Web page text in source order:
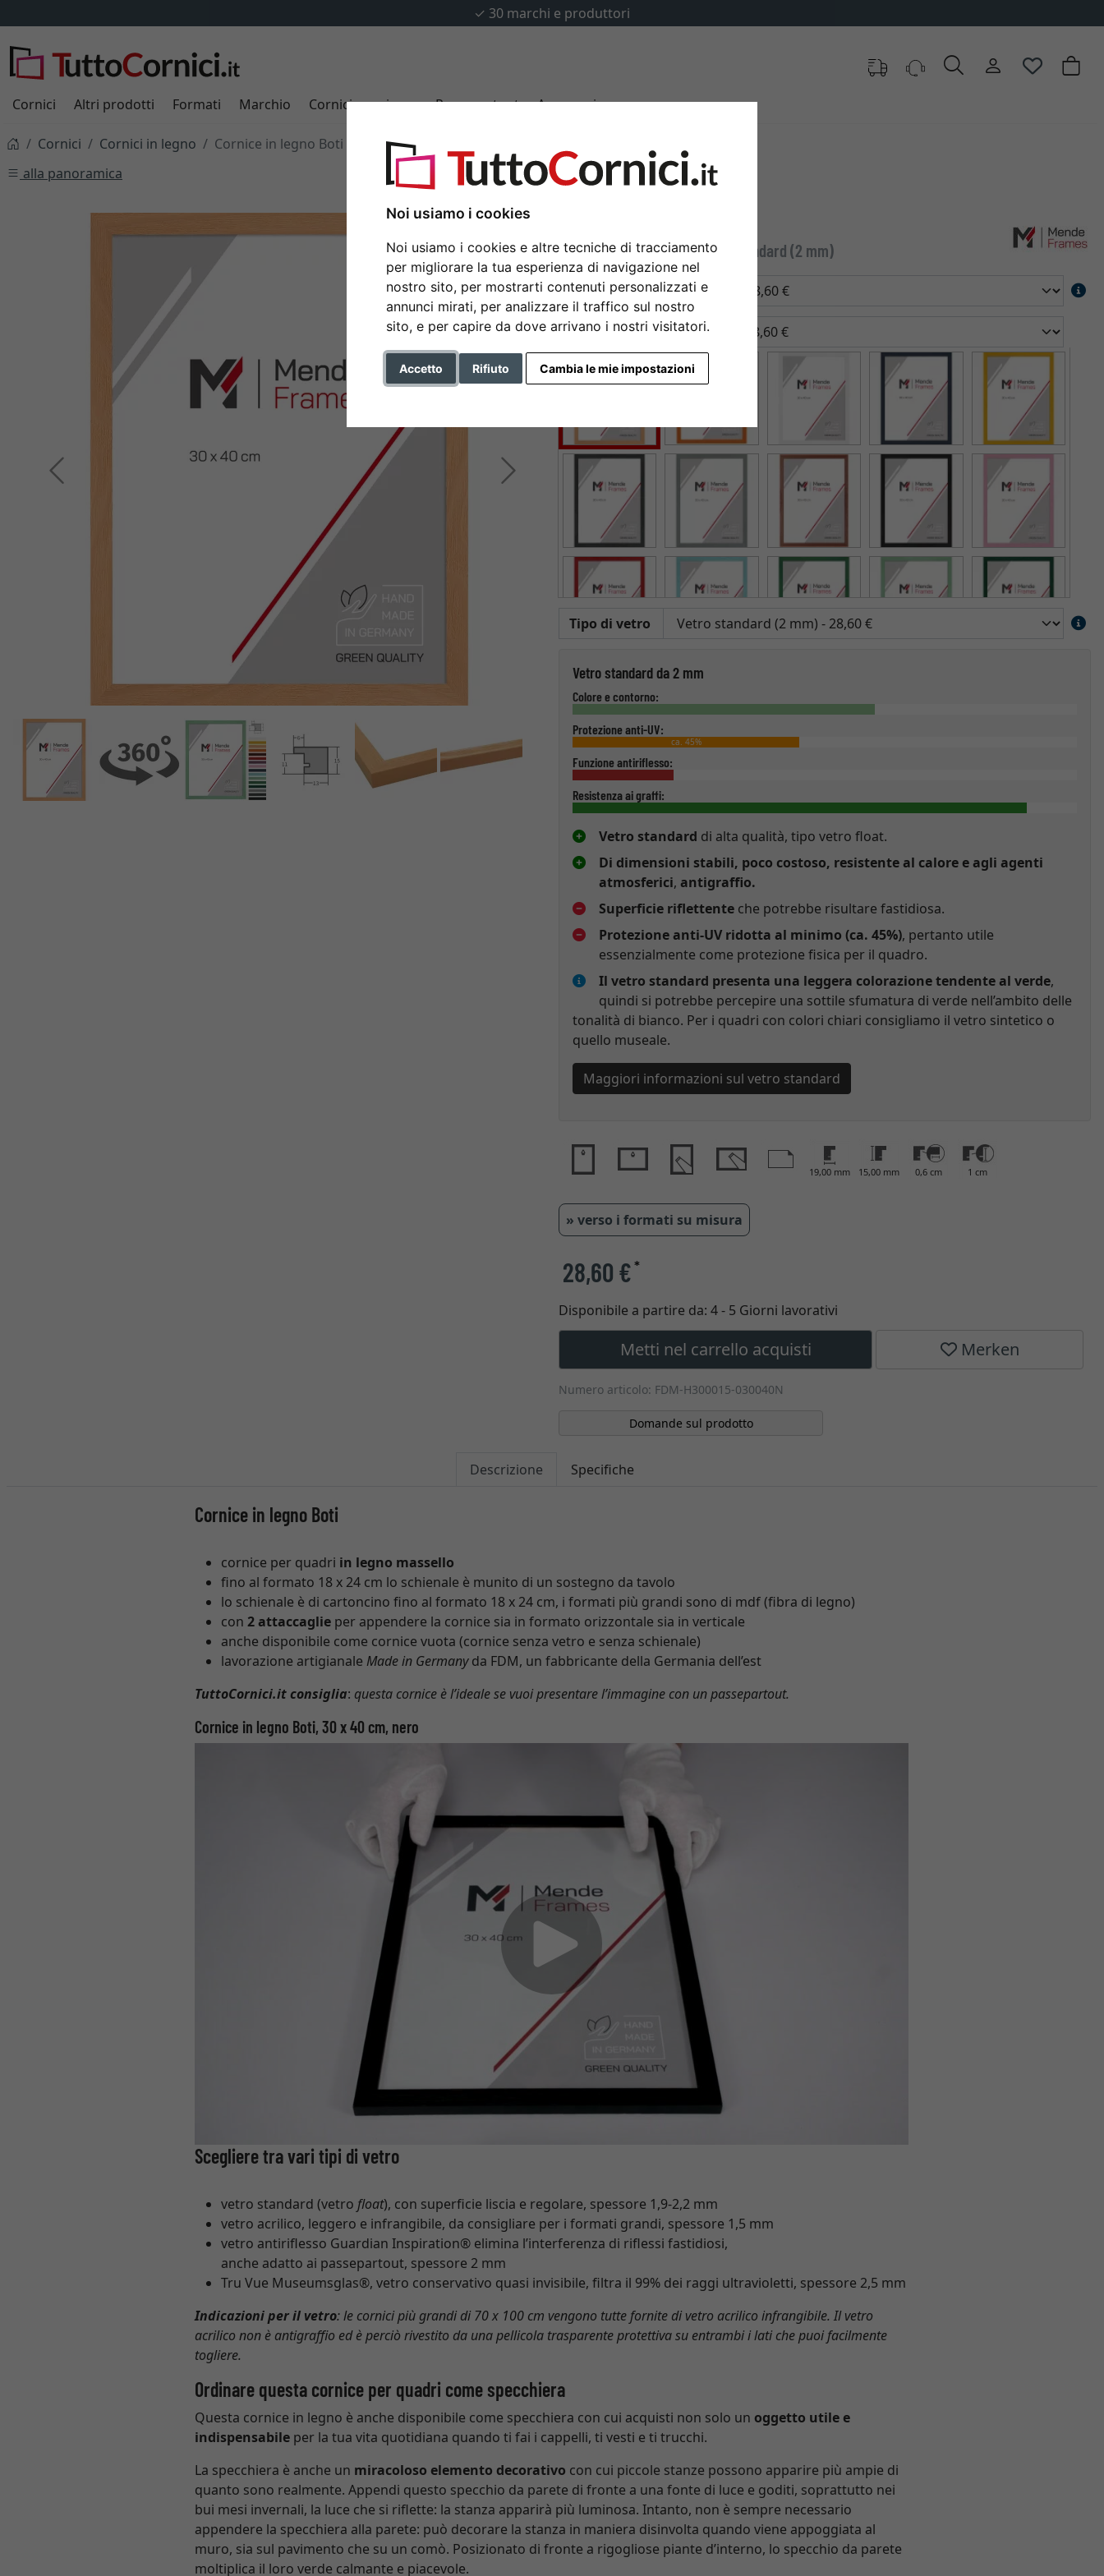
Noi usiamo i cookies
Noi usiamo i cookies e altre tecniche di tracciamento
per migliorare la tua esperienza di navigazione nel
nostro sito, per mostrarti contenuti personalizzati e
annunci mirati, per analizzare il traffico sul nostro
sito, e per capire da dove arrivano i nostri visitatori.
Accetto Rifiuto Cambia le mie impostazioni
✓ 30 marchi e produttori
Cornici Altri prodotti Formati Marchio Cornici su misura Passepartout Accessori
Cornici Cornici in legno
Cornice in legno Boti
alla panoramica
Indietro Avanti
30x40 cm | albicocca | Vetro standard (2 mm)
Formato
Colore
Tipo di vetro
Vetro standard da 2 mm
Colore e contorno:
Protezione anti-UV:
ca. 45%
Funzione antiriflesso:
Resistenza ai graffi:
Vetro standard di alta qualità, tipo vetro float.
Di dimensioni stabili, poco costoso, resistente al calore e agli agenti
atmosferici, antigraffio.
Superficie riflettente che potrebbe risultare fastidiosa.
Protezione anti-UV ridotta al minimo (ca. 45%), pertanto utile
essenzialmente come protezione fisica per il quadro.
Il vetro standard presenta una leggera colorazione tendente al verde,
quindi si potrebbe percepire una sottile sfumatura di verde nell’ambito delle
tonalità di bianco. Per i quadri con colori chiari consigliamo il vetro sintetico o
quello museale.
Maggiori informazioni sul vetro standard
19,00 mm 15,00 mm 0,6 cm 1 cm
» verso i formati su misura
28,60 €*
Disponibile a partire da: 4 - 5 Giorni lavorativi
Metti nel carrello acquisti Merken
Numero articolo: FDM-H300015-030040N
Domande sul prodotto
Descrizione Specifiche
Cornice in legno Boti
cornice per quadri in legno massello
fino al formato 18 x 24 cm lo schienale è munito di un sostegno da tavolo
lo schienale è di cartoncino fino al formato 18 x 24 cm, i formati più grandi sono di mdf (fibra di legno)
con2 attaccaglie per appendere la cornice sia in formato orizzontale sia in verticale
anche disponibile come cornice vuota (cornice senza vetro e senza schienale)
lavorazione artigianale Made in Germanyda FDM, un fabbricante della Germania dell’est
TuttoCornici.it consiglia: questa cornice è l’ideale se vuoi presentare l’immagine con un passepartout.
Cornice in legno Boti, 30 x 40 cm, nero
Scegliere tra vari tipi di vetro
vetro standard (vetro float), con superficie liscia e regolare, spessore 1,9-2,2 mm
vetro acrilico, leggero e infrangibile, da consigliare per i formati grandi, spessore 1,5 mm
vetro antiriflesso Guardian Inspiration® elimina l’interferenza di riflessi fastidiosi,
anche adatto ai passepartout, spessore 2 mm
Tru Vue Museumsglas®, vetro conservativo quasi invisibile, filtra il 99% dei raggi ultravioletti, spessore 2,5 mm
Indicazioni per il vetro: le cornici più grandi di 70 x 100 cm vengono tutte fornite di vetro acrilico infrangibile. Il vetro
acrilico non è antigraffio ed è perciò rivestito da una pellicola trasparente protettiva su entrambi i lati che puoi facilmente
togliere.
Ordinare questa cornice per quadri come specchiera
Questa cornice in legno è anche disponibile come specchiera con cui acquisti non solo un oggetto utile e
indispensabile per la tua vita quotidiana quando ti fai i cappelli, ti vesti e ti trucchi.
La specchiera è anche un miracoloso elemento decorativo con cui piccole stanze possono apparire più ampie di
quanto sono realmente. Appendi questo specchio da parete di fronte a una fonte di luce e goditi, soprattutto nei
bui mesi invernali, la luce che si riflette: la stanza apparirà più luminosa. Intanto, non è sempre necessario
appendere la specchiera alla parete: può decorare la stanza in maniera disinvolta quando viene appoggiata al
muro, sia sul pavimento che su un comò. Posizionato di fronte a rigogliose piante d’interno, lo specchio da parete
moltiplica il loro verde calmante e piacevole.